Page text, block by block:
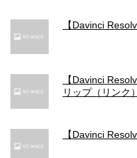
【Davinci
【Davinci
リップ（リンク
【Davinci